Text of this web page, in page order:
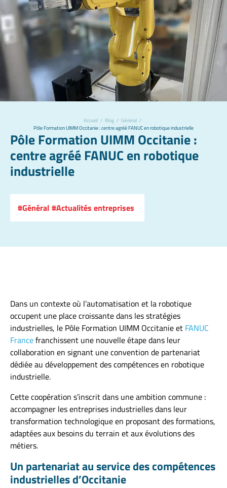
Accueil / Blog / Général /
Pôle Formation UIMM Occitanie : centre agréé FANUC en robotique industrielle
Pôle Formation UIMM Occitanie :
centre agréé FANUC en robotique
industrielle
Général Actualités entreprises
Dans un contexte où l’automatisation et la robotique
occupent une place croissante dans les stratégies
industrielles, le Pôle Formation UIMM Occitanie et FANUC
Francefranchissent une nouvelle étape dans leur
collaboration en signant une convention de partenariat
dédiée au développement des compétences en robotique
industrielle.
Cette coopération s’inscrit dans une ambition commune :
accompagner les entreprises industrielles dans leur
transformation technologique en proposant des formations,
adaptées aux besoins du terrain et aux évolutions des
métiers.
Un partenariat au service des compétences
industrielles d’Occitanie